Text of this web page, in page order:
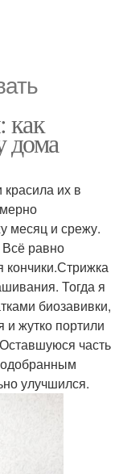
как
дома
их в
месяц и срежу.
равно
кончики.Стрижка
Тогда я
биозавивки,
и жутко портили
часть
улучшился.